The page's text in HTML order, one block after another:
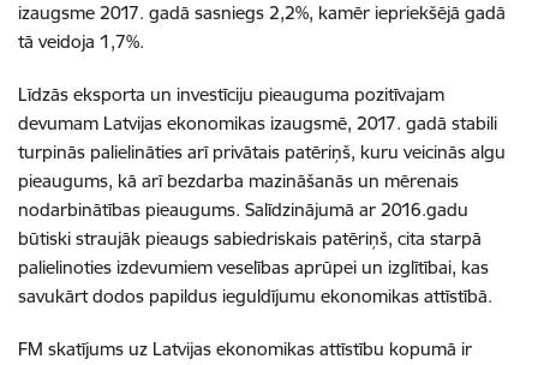
izaugsme 2017. gadā sasniegs 2,2%, kamēr iepriekšējā gadā
tā veidoja 1,7%.
Līdzās eksporta un investīciju pieauguma pozitīvajam
devumam Latvijas ekonomikas izaugsmē, 2017. gadā stabili
turpinās palielināties arī privātais patēriņš, kuru veicinās algu
pieaugums, kā arī bezdarba mazināšanās un mērenais
nodarbinātības pieaugums. Salīdzinājumā ar 2016.gadu
būtiski straujāk pieaugs sabiedriskais patēriņš, cita starpā
palielinoties izdevumiem veselības aprūpei un izglītībai, kas
savukārt dodos papildus ieguldījumu ekonomikas attīstībā.
FM skatījums uz Latvijas ekonomikas attīstību kopumā ir